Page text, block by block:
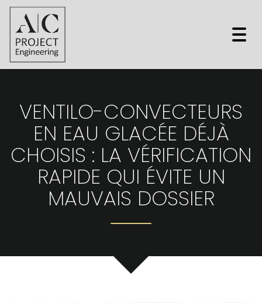
VENTILO-CONVECTEURS
EN EAU GLACÉE DÉJÀ
CHOISIS : LA VÉRIFICATION
RAPIDE QUI ÉVITE UN
MAUVAIS DOSSIER